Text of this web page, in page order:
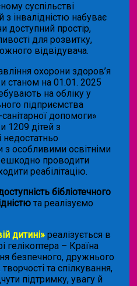
суспільстві
з інвалідністю набуває
доступний простір,
для розвитку,
відвідувача.
охорони здоров’я
станом на 01.01. 2025
на обліку у
підприємства
допомоги»
1209 дітей з
недостатньо
з особливими освітніми
проводити
реабілітацію.
бібліотечного
та реалізуємо
дитині» реалізується в
– Країна
безпечного, дружнього
та спілкування,
підтримку, увагу й